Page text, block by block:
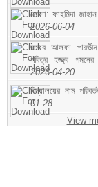
মোসা: ফাহমিদা
2026-06-04
জনাব আলফা
পবিত্র হজ্জ্ব
2026-04-20
বিদ্যালয়ের নাম
01-28
View